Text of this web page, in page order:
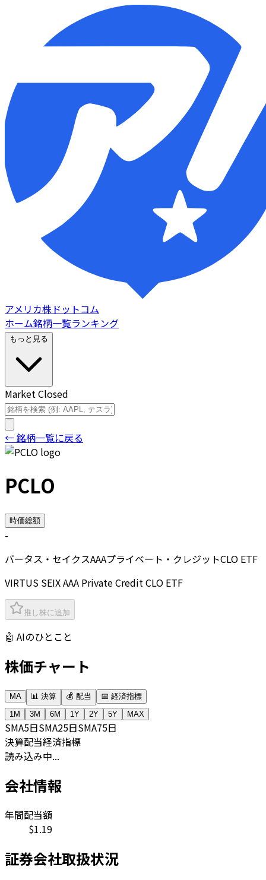
アメリカ株ドットコム
ホーム銘柄一覧ランキング
もっと見る
Market Closed
← 銘柄一覧に戻る
PCLO
時価総額
-
バータス・セイクスAAAプライベート・クレジットCLO ETF
VIRTUS SEIX AAA Private Credit CLO ETF
推し株に追加
🤖 AIのひとこと
株価チャート
MA 📊 決算 💰 配当
📅 経済指標
1M
3M 6M 1Y 2Y 5Y MAX
SMA5日SMA25日SMA75日
決算配当経済指標
読み込み中...
会社情報
年間配当額
$1.19
証券会社取扱状況